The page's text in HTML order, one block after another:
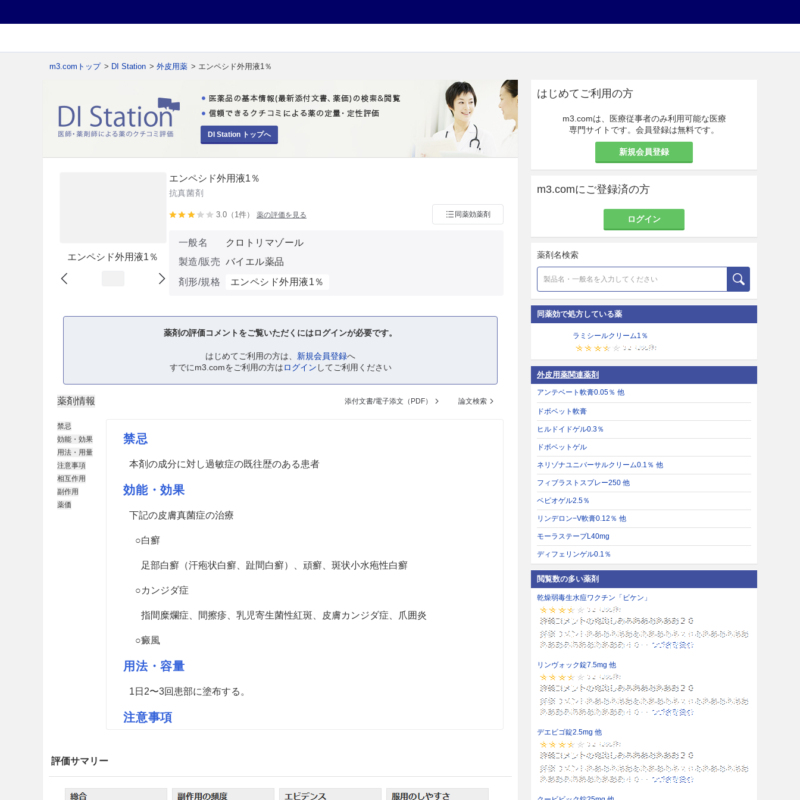
m3.comトップ > DI Station > 外皮用薬 > エンペシド外用液1％
DI Station トップへ
エンペシド外用液1％
エンペシド外用液1％
抗真菌剤
3.0（1件） 薬の評価を見る 同薬効薬剤
一般名
クロトリマゾール
製造/販売 バイエル薬品
剤形/規格
エンペシド外用液1％
薬剤の評価コメントをご覧いただくにはログインが必要です。
はじめてご利用の方は、 新規会員登録へ
すでにm3.comをご利用の方はログイン してご利用ください
薬剤情報 添付文書/電子添文（PDF） 論文検索
禁忌
効能・効果
用法・用量
注意事項
相互作用
副作用
薬価
禁忌
本剤の成分に対し過敏症の既往歴のある患者
効能・効果
下記の皮膚真菌症の治療
○白癬
足部白癬（汗疱状白癬、趾間白癬）、頑癬、斑状小水疱性白癬
○カンジダ症
指間糜爛症、間擦疹、乳児寄生菌性紅斑、皮膚カンジダ症、爪囲炎
○癜風
用法・容量
1日2〜3回患部に塗布する。
注意事項
妊婦（3ヵ月以内）又は妊娠している可能性のある女性には、治療上の有益性が危
評価サマリー
はじめてご利用の方
m3.comは、医療従事者のみ利用可能な医療
専門サイトです。会員登録は無料です。
新規会員登録
m3.comにご登録済の方
ログイン
薬剤名検索
同薬効で処方している薬
ラミシールクリーム1％
外皮用薬関連薬剤
アンテベート軟膏0.05％ 他
ドボベット軟膏
ヒルドイドゲル0.3％
ドボベットゲル
ネリゾナユニバーサルクリーム0.1％ 他
フィブラストスプレー250 他
ベピオゲル2.5％
リンデロン−V軟膏0.12％ 他
モーラステープL40mg
ディフェリンゲル0.1％
閲覧数の多い薬剤
乾燥弱毒生水痘ワクチン「ビケン」
リンヴォック錠7.5mg 他
デエビゴ錠2.5mg 他